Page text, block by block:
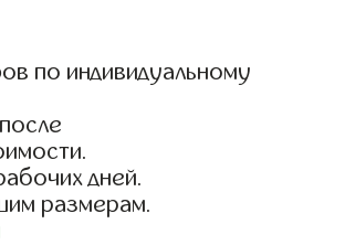
по индивидуальному
дней.
размерам.